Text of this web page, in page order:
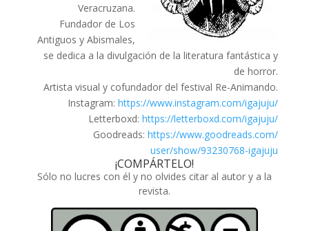
Veracruzana.
Fundador de Los
Antiguos y Abismales,
se dedica a la divulgación de la literatura fantástica y
de horror.
Artista visual y cofundador del festival Re-Animando.
Instagram:https://www.instagram.com/igajuju/
Letterboxd:https://letterboxd.com/igajuju/
Goodreads:https://www.goodreads.com/
user/show/93230768-igajuju
¡COMPÁRTELO!
Sólo no lucres con él y no olvides citar al autor y a la
revista.